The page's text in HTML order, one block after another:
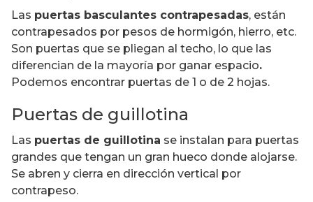
Las puertas basculantes contrapesadas, están
contrapesados por pesos de hormigón, hierro, etc.
Son puertas que se pliegan al techo, lo que las
diferencian de la mayoría por ganar espacio.
Podemos encontrar puertas de 1 o de 2 hojas.
Puertas de guillotina
Las puertas de guillotina se instalan para puertas
grandes que tengan un gran hueco donde alojarse.
Se abren y cierra en dirección vertical por
contrapeso.